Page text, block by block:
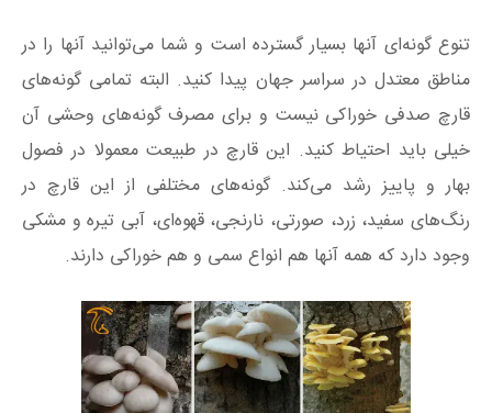
تنوع گونه‌ای آنها بسیار گسترده است و شما می‌توانید آنها را در
مناطق معتدل در سراسر جهان پیدا کنید. البته تمامی گونه‌های
قارچ صدفی خوراکی نیست و برای مصرف گونه‌های وحشی آن
خیلی باید احتیاط کنید. این قارچ در طبیعت معمولا در فصول
بهار و پاییز رشد می‌کند. گونه‌های مختلفی از این قارچ در
رنگ‌های سفید، زرد، صورتی، نارنجی، قهوه‌ای، آبی تیره و مشکی
وجود دارد که همه آنها هم انواع سمی و هم خوراکی دارند.